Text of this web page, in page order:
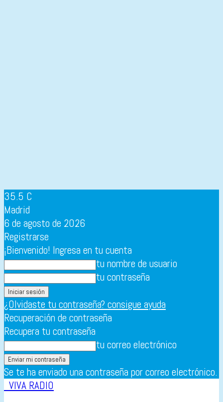
35.5 C
Madrid
6 de agosto de 2026
Registrarse
¡Bienvenido! Ingresa en tu cuenta
tu nombre de usuario
tu contraseña
¿Olvidaste tu contraseña? consigue ayuda
Recuperación de contraseña
Recupera tu contraseña
tu correo electrónico
Se te ha enviado una contraseña por correo electrónico.
VIVA RADIO